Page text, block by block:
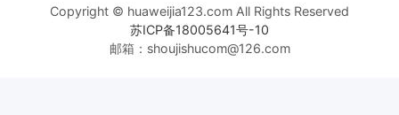
Copyright © huaweijia123.com All Rights Reserved
苏ICP备18005641号-10
邮箱：shoujishucom@126.com